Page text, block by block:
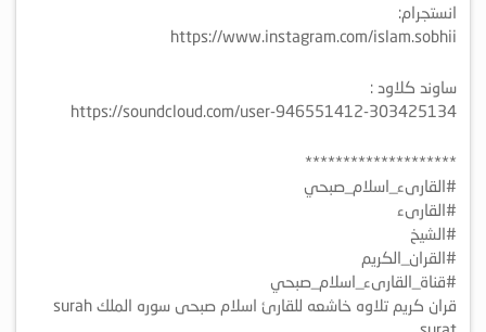
انستجرام:
https://www.instagram.com/islam.sobhii
ساوند كلاود :
https://soundcloud.com/user-946551412-303425134
********************
#القارىء_اسلام_صبحي
#القارىء
#الشيخ
#القران_الكريم
#قناة_القارىء_اسلام_صبحي
قران كريم تلاوه خاشعه للقارئ اسلام صبحى سوره الملك surah